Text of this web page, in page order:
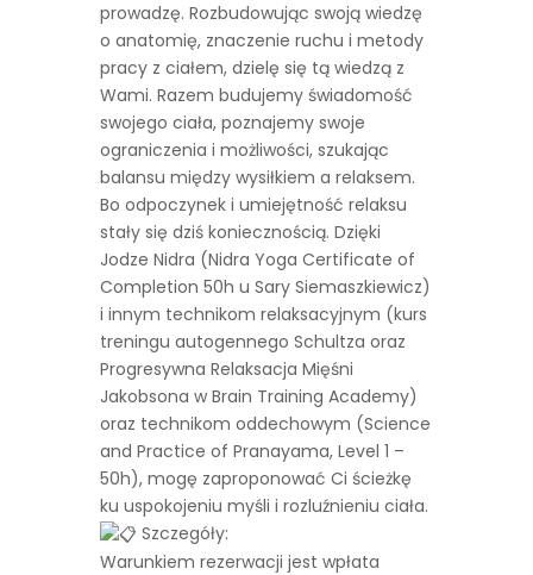
prowadzę. Rozbudowując swoją wiedzę
o anatomię, znaczenie ruchu i metody
pracy z ciałem, dzielę się tą wiedzą z
Wami. Razem budujemy świadomość
swojego ciała, poznajemy swoje
ograniczenia i możliwości, szukając
balansu między wysiłkiem a relaksem.
Bo odpoczynek i umiejętność relaksu
stały się dziś koniecznością. Dzięki
Jodze Nidra (Nidra Yoga Certificate of
Completion 50h u Sary Siemaszkiewicz)
i innym technikom relaksacyjnym (kurs
treningu autogennego Schultza oraz
Progresywna Relaksacja Mięśni
Jakobsona w Brain Training Academy)
oraz technikom oddechowym (Science
and Practice of Pranayama, Level 1 –
50h), mogę zaproponować Ci ścieżkę
ku uspokojeniu myśli i rozluźnieniu ciała.
Szczegóły:
Warunkiem rezerwacji jest wpłata